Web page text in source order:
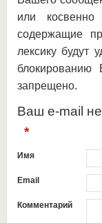
или
содержащие
лексику будут
запрещено.
Ваш e-mail
*
Имя
Email
Комментарий